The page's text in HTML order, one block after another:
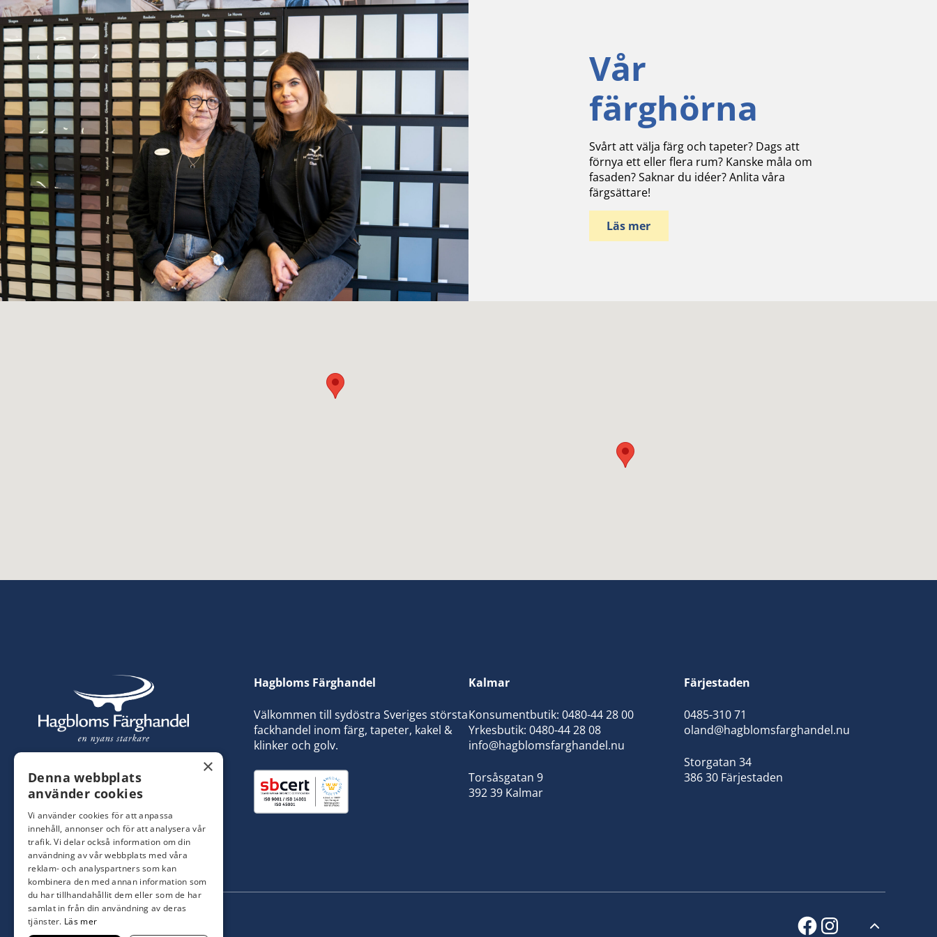
Vår
färghörna
Svårt att välja färg och tapeter? Dags att
förnya ett eller flera rum? Kanske måla om
fasaden? Saknar du idéer? Anlita våra
färgsättare!
Läs mer
Hagbloms Färghandel
Välkommen till sydöstra Sveriges största
fackhandel inom färg, tapeter, kakel &
klinker och golv.
Kalmar
Konsumentbutik: 0480-44 28 00
Yrkesbutik: 0480-44 28 08
info@hagblomsfarghandel.nu
Torsåsgatan 9
392 39 Kalmar
Färjestaden
0485-310 71
oland@hagblomsfarghandel.nu
Storgatan 34
386 30 Färjestaden
facebook
instagram
×
Denna webbplats
använder cookies
Vi använder cookies för att anpassa
innehåll, annonser och för att analysera vår
trafik. Vi delar också information om din
användning av vår webbplats med våra
reklam- och analyspartners som kan
kombinera den med annan information som
du har tillhandahållit dem eller som de har
samlat in från din användning av deras
tjänster. Läs mer